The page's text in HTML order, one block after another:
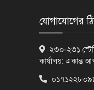
যোগাযোগের
২৩০-২৩১
কার্যালয়: একান্ত